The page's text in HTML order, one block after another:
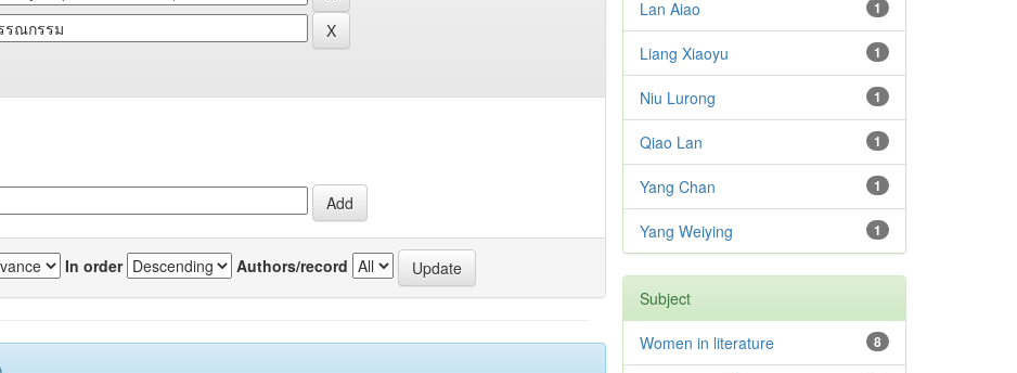
In order Authors/record
1
Lan Aiao
1
Liang Xiaoyu
1
Niu Lurong
1
Qiao Lan
1
Yang Chan
1
Yang Weiying
Subject
8
Women in literature